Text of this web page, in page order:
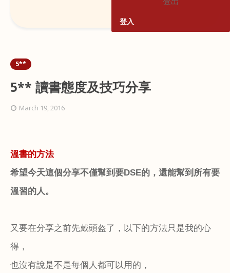
登入
5**
5** 讀書態度及技巧分享
March 19, 2016
溫書的方法
希望今天這個分享不僅幫到要DSE的，還能幫到所有要
溫習的人。
又要在分享之前先戴頭盔了，以下的方法只是我的心
得，
也沒有說是不是每個人都可以用的，